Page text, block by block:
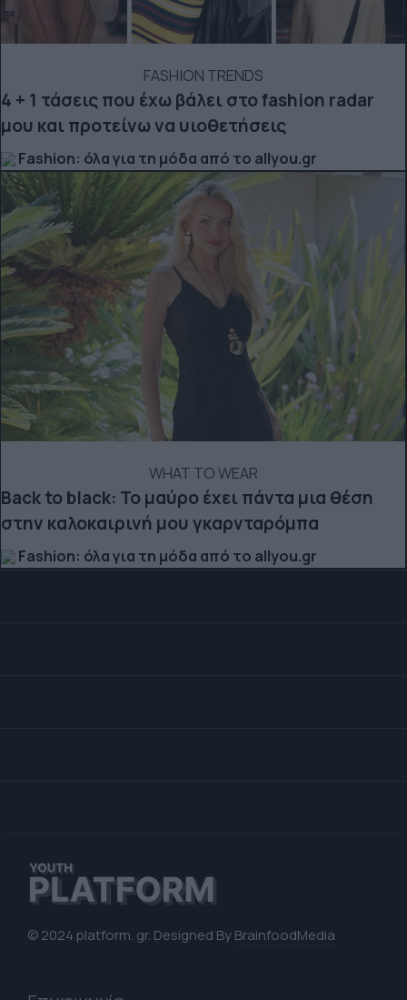
FASHION TRENDS
4 + 1 τάσεις που έχω βάλει στο fashion radar
μου και προτείνω να υιοθετήσεις
Fashion: όλα για τη μόδα από το allyou.gr
WHAT TO WEAR
Back to black: Το μαύρο έχει πάντα μια θέση
στην καλοκαιρινή μου γκαρνταρόμπα
Fashion: όλα για τη μόδα από το allyou.gr
© 2024 platform. gr. Designed ByBrainfoodMedia